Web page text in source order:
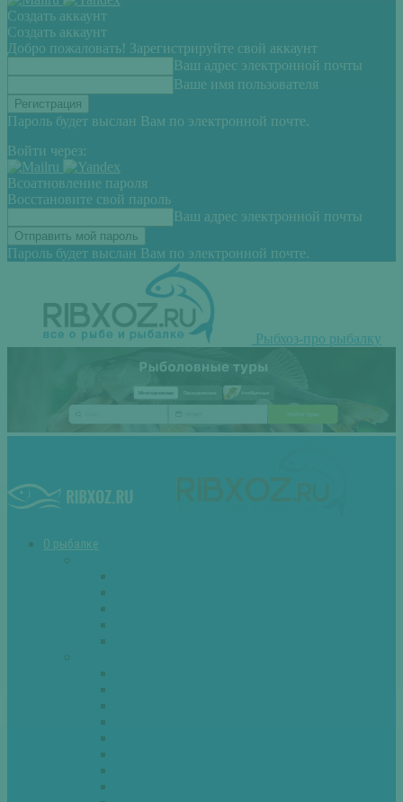
Создать аккаунт
Создать аккаунт
Добро пожаловать! Зарегистрируйте свой аккаунт
Ваш адрес электронной почты
Ваше имя пользователя
Пароль будет выслан Вам по электронной почте.
Войти через:
Всоатновление пароля
Восстановите свой пароль
Ваш адрес электронной почты
Пароль будет выслан Вам по электронной почте.
Рыбхоз-про рыбалку
О рыбалке